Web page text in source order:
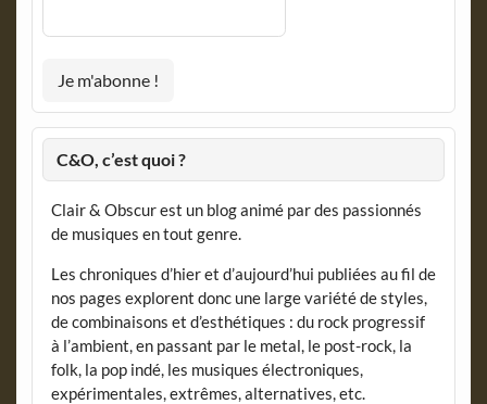
C&O, c’est quoi ?
Clair & Obscur est un blog animé par des passionnés
de musiques en tout genre.
Les chroniques d’hier et d’aujourd’hui publiées au fil de
nos pages explorent donc une large variété de styles,
de combinaisons et d’esthétiques : du rock progressif
à l’ambient, en passant par le metal, le post-rock, la
folk, la pop indé, les musiques électroniques,
expérimentales, extrêmes, alternatives, etc.